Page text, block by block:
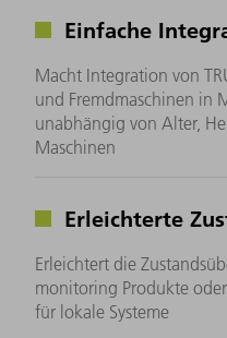
Einfache
Macht Integration von
und Fremdmaschinen in
unabhängig von Alter,
Maschinen
Erleichterte
Erleichtert die
monitoring Produkte
für lokale Systeme